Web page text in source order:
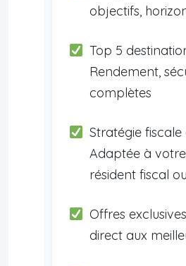
objectifs,
Top 5
Rendement,
complètes
Stratégie
Adaptée à
résident fiscal
Offres
direct aux